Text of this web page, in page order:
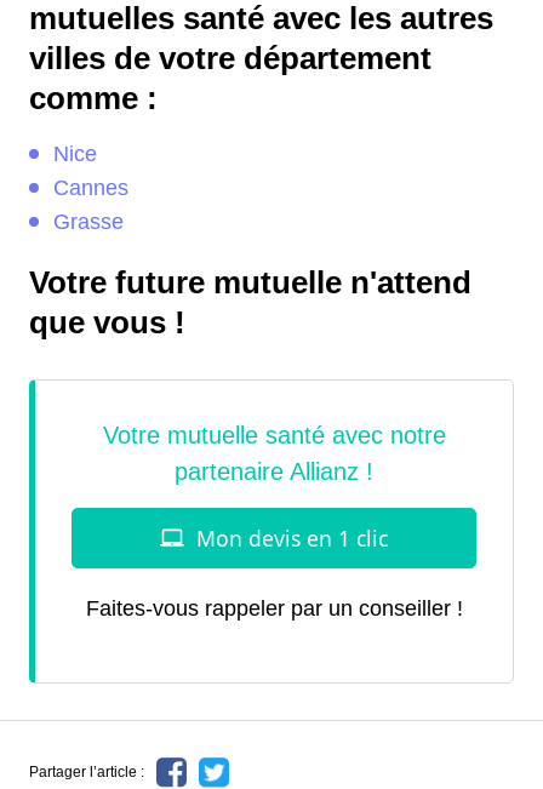
mutuelles santé avec les autres
villes de votre département
comme :
Nice
Cannes
Grasse
Votre future mutuelle n'attend
que vous !
Faites-vous rappeler par un conseiller !
Partager l’article :